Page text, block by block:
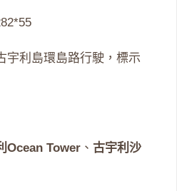
宇利島環島路行駛，標示
Ocean Tower 、 古宇利沙